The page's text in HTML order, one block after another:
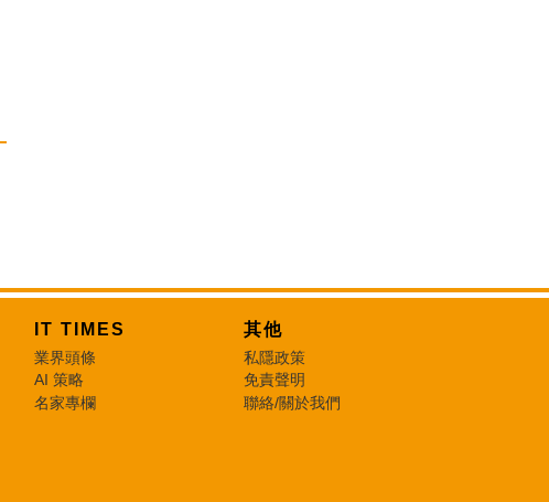
IT TIMES
業界頭條
AI 策略
名家專欄
其他
私隱政策
免責聲明
聯絡/關於我們